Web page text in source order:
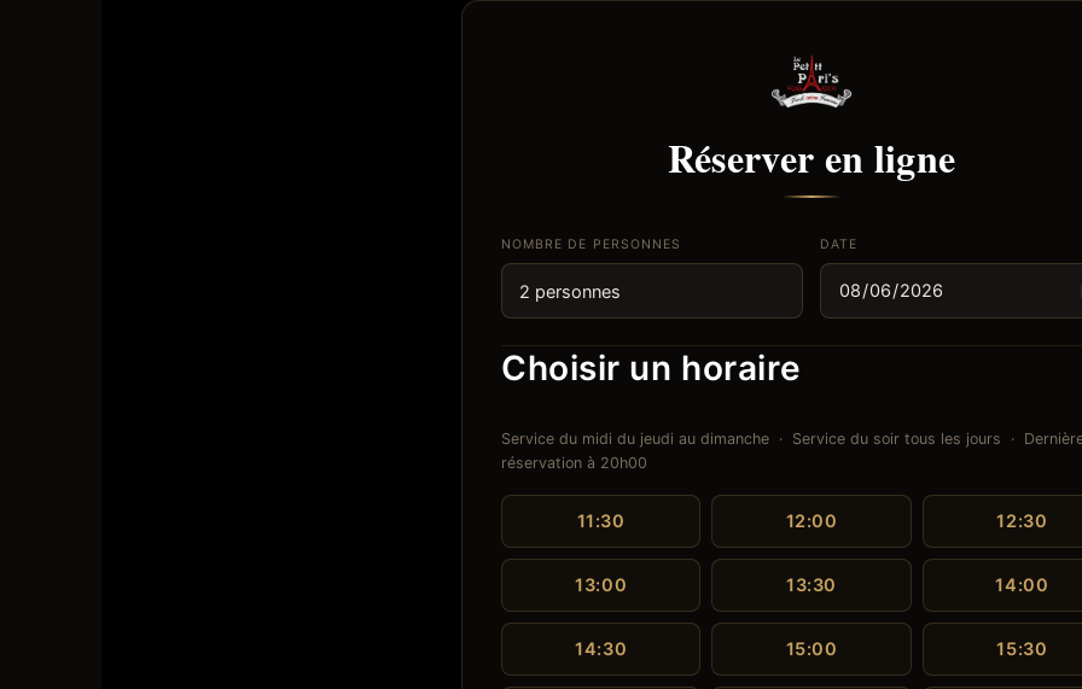
Réserver en ligne
NOMBRE DE PERSONNES DATE
Choisir un horaire
Service du midi du jeudi au dimanche · Service du soir tous les jours ·
réservation à 20h00
11:30 12:00 12:30
13:00 13:30 14:00
14:30 15:00 15:30